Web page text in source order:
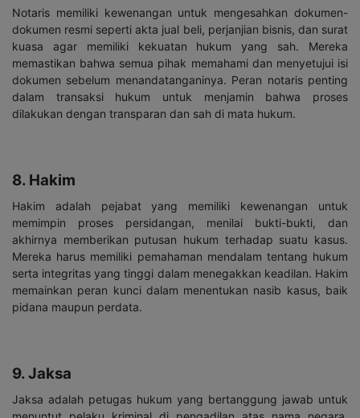
Notaris memiliki kewenangan untuk mengesahkan dokumen-
dokumen resmi seperti akta jual beli, perjanjian bisnis, dan surat
kuasa agar memiliki kekuatan hukum yang sah. Mereka
memastikan bahwa semua pihak memahami dan menyetujui isi
dokumen sebelum menandatanganinya. Peran notaris penting
dalam transaksi hukum untuk menjamin bahwa proses
dilakukan dengan transparan dan sah di mata hukum.
8. Hakim
Hakim adalah pejabat yang memiliki kewenangan untuk
memimpin proses persidangan, menilai bukti-bukti, dan
akhirnya memberikan putusan hukum terhadap suatu kasus.
Mereka harus memiliki pemahaman mendalam tentang hukum
serta integritas yang tinggi dalam menegakkan keadilan. Hakim
memainkan peran kunci dalam menentukan nasib kasus, baik
pidana maupun perdata.
9. Jaksa
Jaksa adalah petugas hukum yang bertanggung jawab untuk